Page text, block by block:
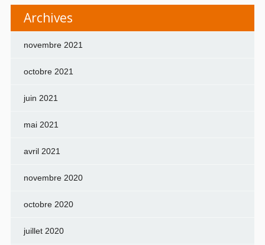
Archives
novembre 2021
octobre 2021
juin 2021
mai 2021
avril 2021
novembre 2020
octobre 2020
juillet 2020